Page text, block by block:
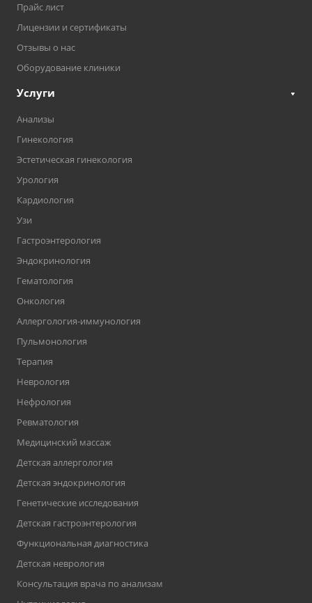
Прайс лист
Лицензии и сертификаты
Отзывы о нас
Оборудование клиники
Услуги
Анализы
Гинекология
Эстетическая гинекология
Урология
Кардиология
Узи
Гастроэнтерология
Эндокринология
Гематология
Онкология
Аллергология-иммунология
Пульмонология
Терапия
Неврология
Нефрология
Ревматология
Медицинский массаж
Детская аллергология
Детская эндокринология
Генетические исследования
Детская гастроэнтерология
Функциональная диагностика
Детская неврология
Консультация врача по анализам